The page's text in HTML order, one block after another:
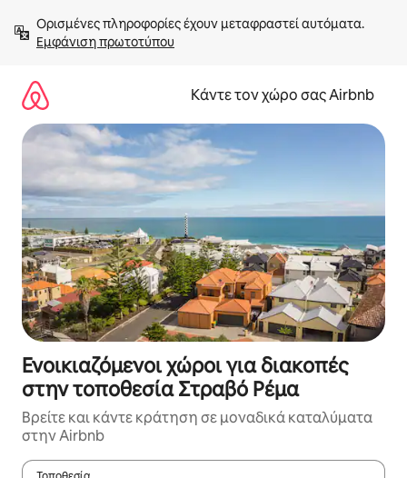
στο
περιεχόμενοΕμφάνιση πρωτοτύπου
Κάντε τον χώρο σας Airbnb
Ενοικιαζόμενοι χώροι για διακοπές
στην τοποθεσία Στραβό Ρέμα
Βρείτε και κάντε κράτηση σε μοναδικά καταλύματα
στην Airbnb